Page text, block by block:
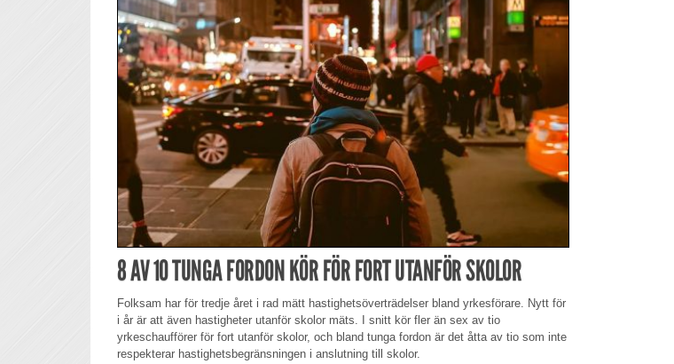
8 AV 10 TUNGA FORDON KÖR FÖR FORT UTANFÖR SKOLOR
Folksam har för tredje året i rad mätt hastighetsöverträdelser bland yrkesförare. Nytt för
i år är att även hastigheter utanför skolor mäts. I snitt kör fler än sex av tio
yrkeschaufförer för fort utanför skolor, och bland tunga fordon är det åtta av tio som inte
respekterar hastighetsbegränsningen i anslutning till skolor.